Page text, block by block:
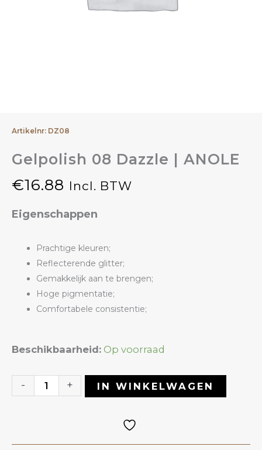
Artikelnr: DZ08
Gelpolish 08 Dazzle | ANOLE
€16.88 Incl. BTW
Eigenschappen
Prachtige kleuren;
Reflecterende glitter;
Gemakkelijk aan te brengen;
Hoge pigmentatie;
Comfortabele consistentie;
Beschikbaarheid: Op voorraad
-
Gelpolish
Dazzle
+ IN WINKELWAGEN